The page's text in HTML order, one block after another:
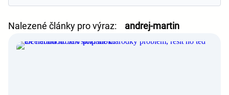
Nalezené články pro výraz: andrej-martin